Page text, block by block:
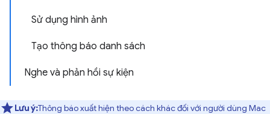
Sử dụng hình ảnh
Tạo thông báo danh sách
Nghe và phản hồi sự kiện
Lưu ý:Thông báo xuất hiện theo cách khác đối với người dùng Mac